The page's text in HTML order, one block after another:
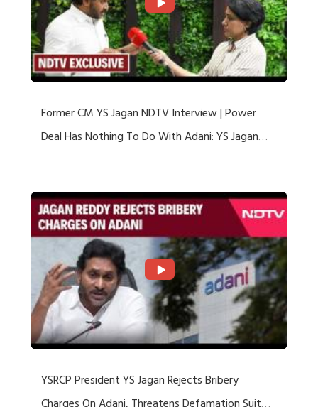
Former CM YS Jagan NDTV Interview | Power
Deal Has Nothing To Do With Adani: YS Jagan
YSRCP President YS Jagan Rejects Bribery